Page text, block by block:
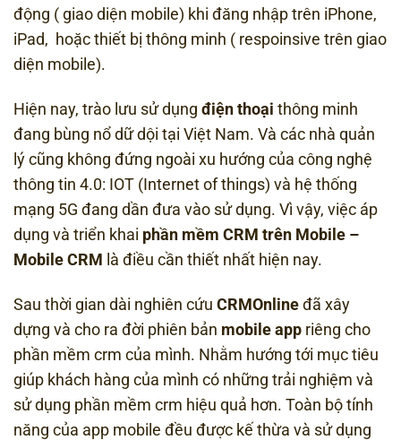
động ( giao diện mobile) khi đăng nhập trên iPhone,
iPad, hoặc thiết bị thông minh ( respoinsive trên giao
diện mobile).
Hiện nay, trào lưu sử dụng điện thoại thông minh
đang bùng nổ dữ dội tại Việt Nam. Và các nhà quản
lý cũng không đứng ngoài xu hướng của công nghệ
thông tin 4.0: IOT (Internet of things) và hệ thống
mạng 5G đang dần đưa vào sử dụng. Vì vậy, việc áp
dụng và triển khai phần mềm CRM trên Mobile –
Mobile CRM là điều cần thiết nhất hiện nay.
Sau thời gian dài nghiên cứu CRMOnlineđã xây
dựng và cho ra đời phiên bản mobile app riêng cho
phần mềm crm của mình. Nhằm hướng tới mục tiêu
giúp khách hàng của mình có những trải nghiệm và
sử dụng phần mềm crm hiệu quả hơn. Toàn bộ tính
năng của app mobile đều được kế thừa và sử dụng